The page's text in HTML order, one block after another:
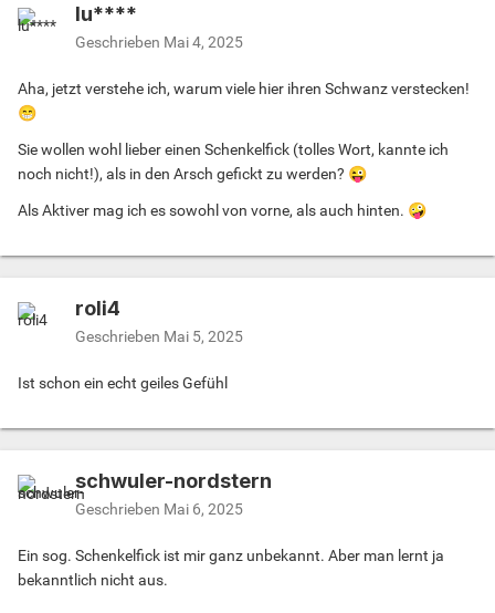
lu****
Geschrieben Mai 4, 2025
Aha, jetzt verstehe ich, warum viele hier ihren Schwanz verstecken!
😁
Sie wollen wohl lieber einen Schenkelfick (tolles Wort, kannte ich
noch nicht!), als in den Arsch gefickt zu werden? 😜
Als Aktiver mag ich es sowohl von vorne, als auch hinten. 🤪
roli4
Geschrieben Mai 5, 2025
Ist schon ein echt geiles Gefühl
schwuler-nordstern
Geschrieben Mai 6, 2025
Ein sog. Schenkelfick ist mir ganz unbekannt. Aber man lernt ja
bekanntlich nicht aus.